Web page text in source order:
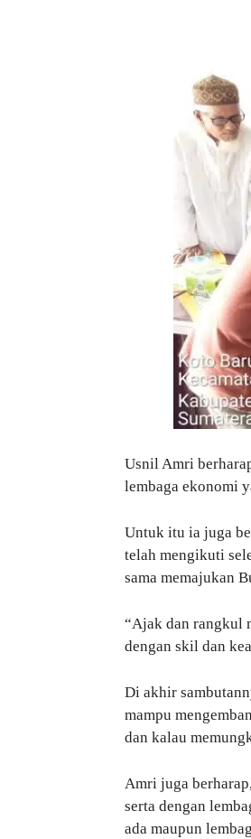
Usnil Amri
lembaga ekonomi
Untuk itu ia juga
telah mengikuti
sama memajukan
“Ajak dan rangkul
dengan skil dan
Di akhir
mampu
dan kalau
Amri juga
serta dengan
ada maupun